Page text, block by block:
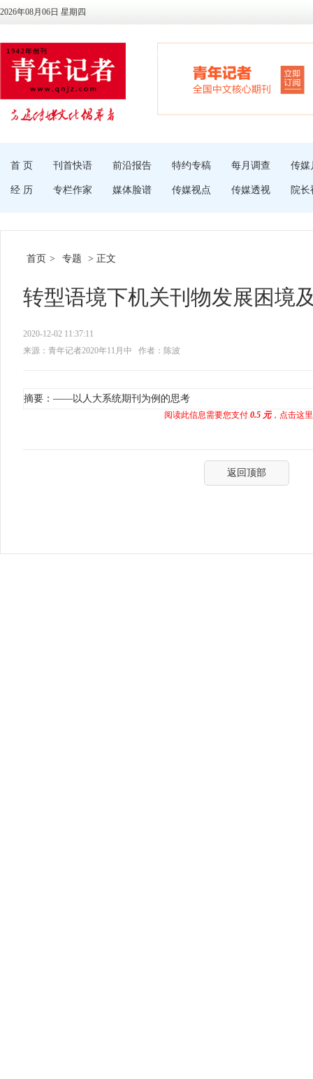
2026年08月06日 星期四
首 页 刊首快语 前沿报告 特约专稿 每月调查 传媒
经 历 专栏作家 媒体脸谱 传媒视点 传媒透视 院长
首页 > 专题 > 正文
转型语境下机关刊物发展困境
2020-12-02 11:37:11
来源：青年记者2020年11月中
作者：陈波
摘要：——以人大系统期刊为例的思考
阅读此信息需要您支付 0.5 元，点击这
返回顶部